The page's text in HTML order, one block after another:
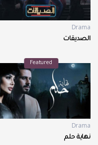
Drama
الصديقات
Featured
Drama
نهاية حلم